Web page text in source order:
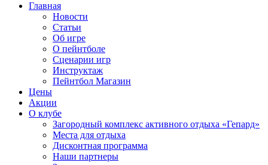
Главная
Новости
Статьи
Об игре
О пейнтболе
Сценарии игр
Инструктаж
Пейнтбол Магазин
Цены
Акции
О клубе
Загородный комплекс активного отдыха «Гепард»
Места для отдыха
Дисконтная программа
Наши партнеры